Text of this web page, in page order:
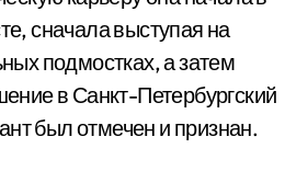
сначала выступая на
подмостках, а затем
в Санкт-Петербургский
был отмечен и признан.